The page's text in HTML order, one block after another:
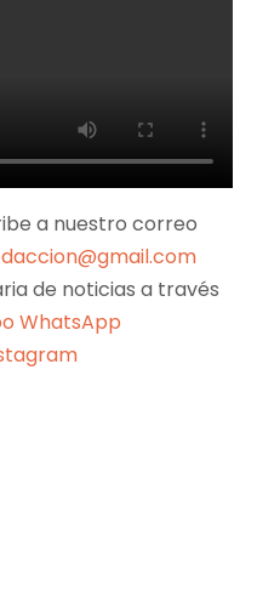
a nuestro correo
de noticias a través
WhatsApp